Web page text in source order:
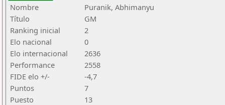
Nombre
Puranik, Abhimanyu
Título
GM
Ranking inicial
2
Elo nacional
0
Elo internacional
2636
Performance
2558
FIDE elo +/-
-4,7
Puntos
7
Puesto
13